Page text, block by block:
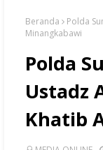
Beranda
Polda
Minangkabawi
Polda
Ustadz
Khatib